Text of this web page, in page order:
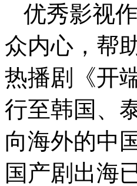
优秀影视
众内心，帮
热播剧《开
行至韩国、
向海外的中
国产剧出海